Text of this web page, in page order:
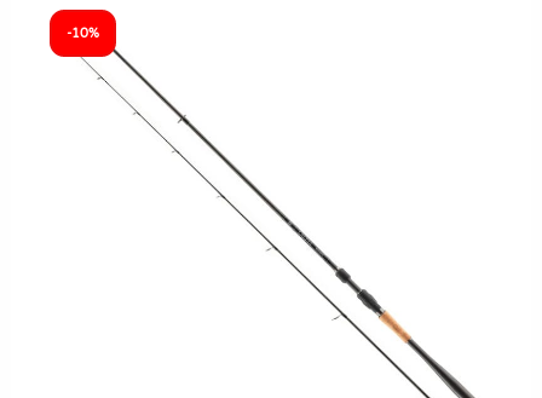
-10%